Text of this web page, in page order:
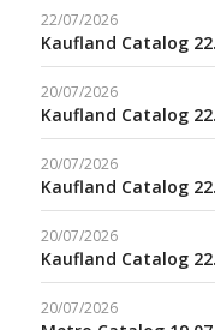
22/07/2026
Kaufland Catalog
20/07/2026
Kaufland Catalog
20/07/2026
Kaufland Catalog
20/07/2026
Kaufland Catalog
20/07/2026